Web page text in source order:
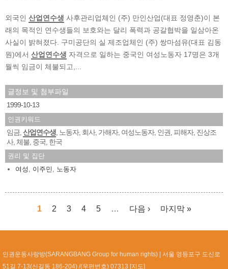
외국인 산업연수생 사후관리업체인 (주) 만인산업(대표 정영춘)이 본
래의 목적인 연수생들의 보호와는 달리 폭력과 공갈협박을 일삼아온
사실이 밝혀졌다. 구미공단의 실 제조업체인 (주) 쌍마섬유(대표 김동
원)에서 산업연수생 자격으로 일하는 중국인 여성노동자 17명은 3개
월씩 임금이 체불되고,...
글정보 및 첨부파일
1999-10-13
인권키워드
임금 산업연수생 노동자, 회사, 가해자, 여성노동자, 인권 피해자, 진상조
사, 체불 중국 한국
권리 및 집단
여성
이주민 노동자
페이지
1 2 3 4 5 … 다음 › 마지막 »
인권운동사랑방(SARANGBANG Group for human rights)
서울 영등포구 도신로
51길 7-13(신길동 186-204) /(우편번호) 07313 [지도]